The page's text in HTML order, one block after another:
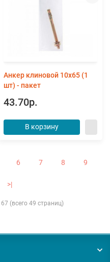
Анкер клиновой 10х65 (1
шт) - пакет
43.70р.
В корзину
6 7 8 9
>|
(всего 49 страниц)